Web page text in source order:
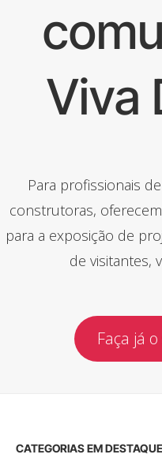
Viva
Para profissionais
construtoras,
para a exposição de
de visitantes,
Faça já
CATEGORIAS EM DESTAQUE